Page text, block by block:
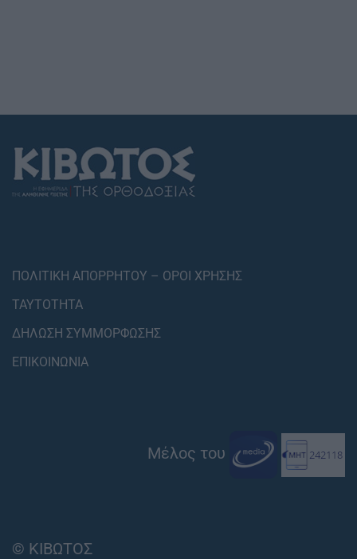
ΠΟΛΙΤΙΚΗ ΑΠΟΡΡΗΤΟΥ – ΟΡΟΙ ΧΡΗΣΗΣ
ΤΑΥΤΟΤΗΤΑ
ΔΗΛΩΣΗ ΣΥΜΜΟΡΦΩΣΗΣ
ΕΠΙΚΟΙΝΩΝΙΑ
Μέλος του
© ΚΙΒΩΤΟΣ